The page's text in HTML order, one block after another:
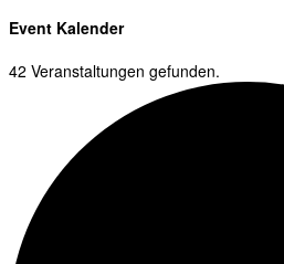
Event Kalender
42 Veranstaltungen gefunden.